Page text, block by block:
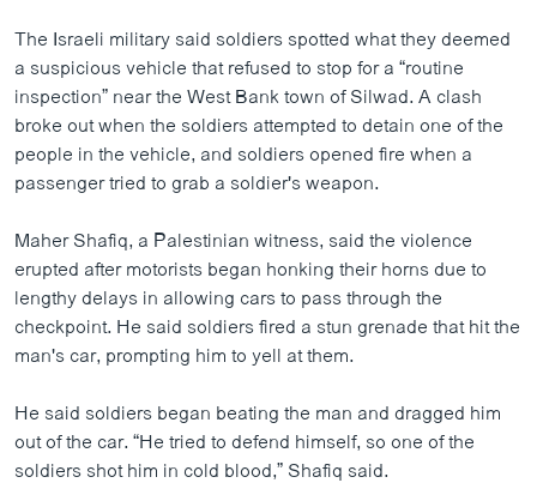
The Israeli military said soldiers spotted what they deemed
a suspicious vehicle that refused to stop for a “routine
inspection” near the West Bank town of Silwad. A clash
broke out when the soldiers attempted to detain one of the
people in the vehicle, and soldiers opened fire when a
passenger tried to grab a soldier's weapon.
Maher Shafiq, a Palestinian witness, said the violence
erupted after motorists began honking their horns due to
lengthy delays in allowing cars to pass through the
checkpoint. He said soldiers fired a stun grenade that hit the
man's car, prompting him to yell at them.
He said soldiers began beating the man and dragged him
out of the car. “He tried to defend himself, so one of the
soldiers shot him in cold blood,” Shafiq said.